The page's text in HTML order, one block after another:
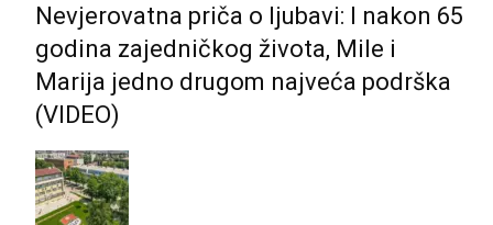
Nevjerovatna priča o ljubavi: I nakon 65
godina zajedničkog života, Mile i
Marija jedno drugom najveća podrška
(VIDEO)